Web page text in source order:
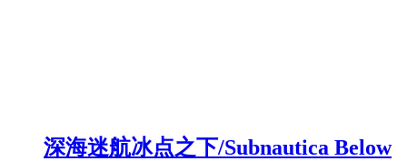
深海迷航冰点之下/Subnautica Below